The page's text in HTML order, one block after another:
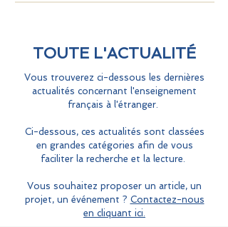
TOUTE L'ACTUALITÉ
Vous trouverez ci-dessous les dernières
actualités concernant l'enseignement
français à l'étranger.
Ci-dessous, ces actualités sont classées
en grandes catégories afin de vous
faciliter la recherche et la lecture.
Vous souhaitez proposer un article, un
projet, un événement ? Contactez-nous
en cliquant ici.